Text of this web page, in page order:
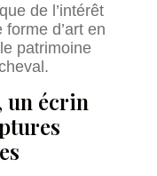
de l’intérêt
d’art en
patrimoine
un écrin